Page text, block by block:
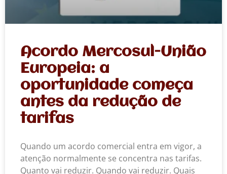
Acordo Mercosul-União
Europeia: a
oportunidade começa
antes da redução de
tarifas
Quando um acordo comercial entra em vigor, a
atenção normalmente se concentra nas tarifas.
Quanto vai reduzir. Quando vai reduzir. Quais